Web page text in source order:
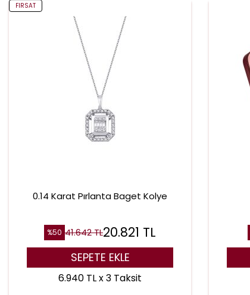
FIRSAT
0.14 Karat Pırlanta Baget Kolye
%50 41.642TL20.821 TL
SEPETE EKLE
6.940 TL x 3 Taksit